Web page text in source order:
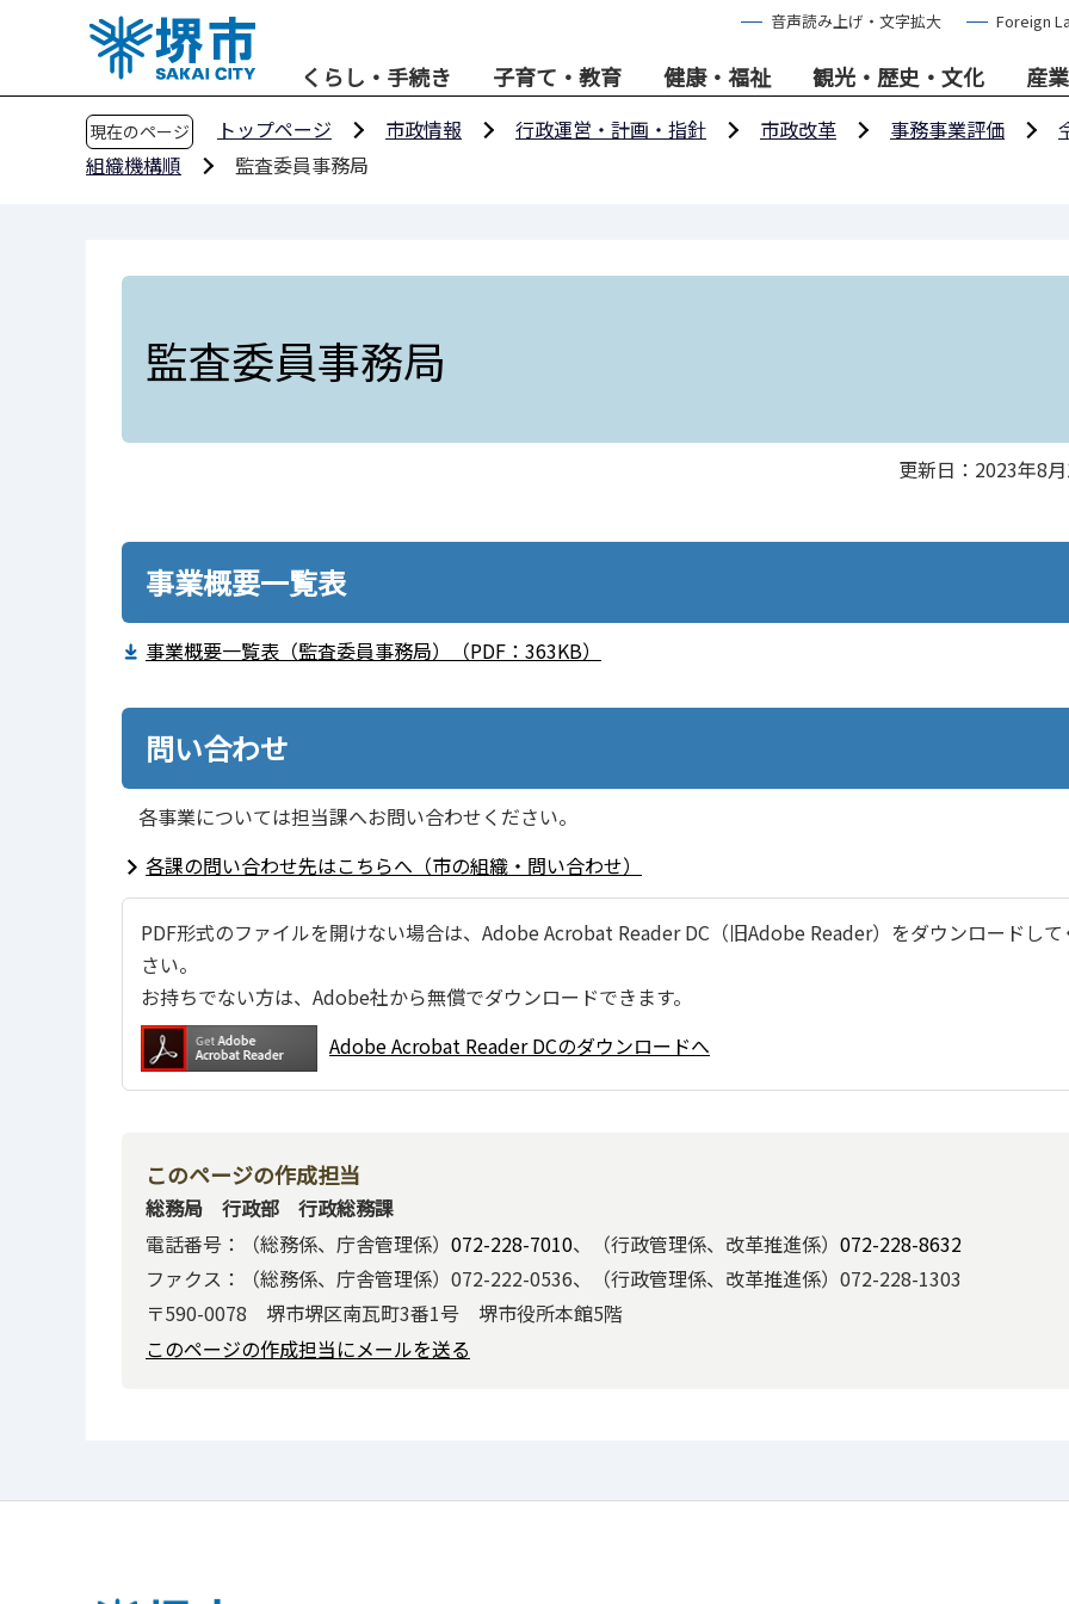
音声読み上げ・文字拡大 Foreign
くらし・手続き 子育て・教育 健康・福祉 観光・歴史・文化 産
現在のページ トップページ 市政情報 行政運営・計画・指針 市政改革 事務事業評価
組織機構順
監査委員事務局
監査委員事務局
更新日：2023年8
事業概要一覧表
事業概要一覧表（監査委員事務局）（PDF：363KB）
問い合わせ
各事業については担当課へお問い合わせください。
各課の問い合わせ先はこちらへ（市の組織・問い合わせ）
PDF形式のファイルを開けない場合は、Adobe Acrobat Reader DC（旧Adobe Reader）をダウンロードして
さい。
お持ちでない方は、Adobe社から無償でダウンロードできます。
Adobe Acrobat Reader DCのダウンロードへ
このページの作成担当
総務局 行政部 行政総務課
電話番号：（総務係、庁舎管理係） 072-228-7010、（行政管理係、改革推進係） 072-228-8632
ファクス：（総務係、庁舎管理係）072-222-0536、（行政管理係、改革推進係）072-228-1303
〒590-0078 堺市堺区南瓦町3番1号 堺市役所本館5階
このページの作成担当にメールを送る